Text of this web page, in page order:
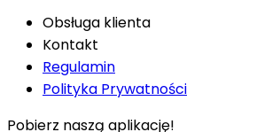
Obsługa klienta
Kontakt
Regulamin
Polityka Prywatności
Pobierz naszą aplikację!